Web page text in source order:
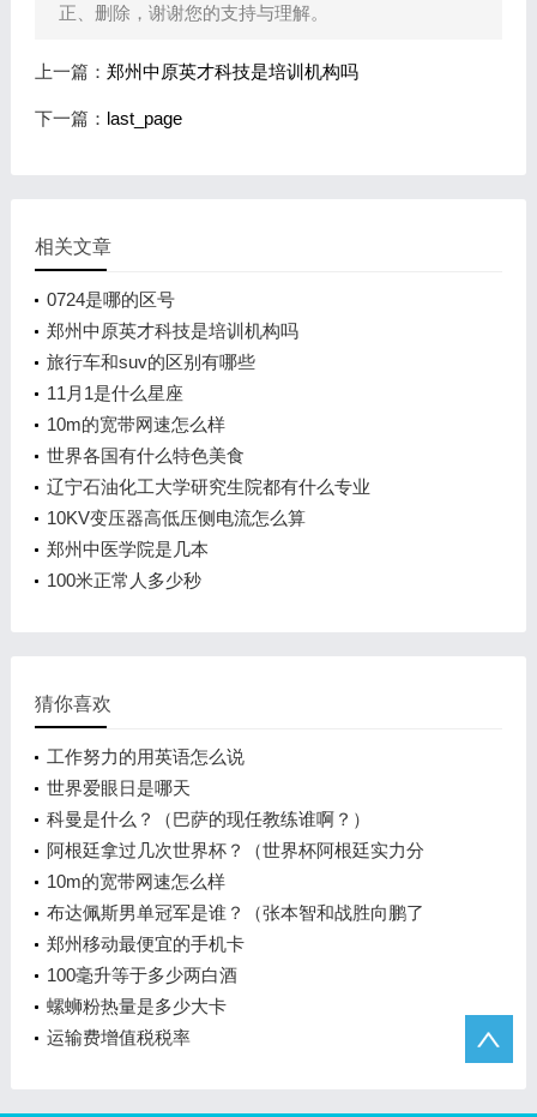
正、删除，谢谢您的支持与理解。
上一篇： 郑州中原英才科技是培训机构吗
下一篇： last_page
相关文章
0724是哪的区号
郑州中原英才科技是培训机构吗
旅行车和suv的区别有哪些
11月1是什么星座
10m的宽带网速怎么样
世界各国有什么特色美食
辽宁石油化工大学研究生院都有什么专业
10KV变压器高低压侧电流怎么算
郑州中医学院是几本
100米正常人多少秒
猜你喜欢
工作努力的用英语怎么说
世界爱眼日是哪天
科曼是什么？（巴萨的现任教练谁啊？）
阿根廷拿过几次世界杯？（世界杯阿根廷实力分
析？）
10m的宽带网速怎么样
布达佩斯男单冠军是谁？（张本智和战胜向鹏了
吗？）
郑州移动最便宜的手机卡
100毫升等于多少两白酒
螺蛳粉热量是多少大卡
运输费增值税税率